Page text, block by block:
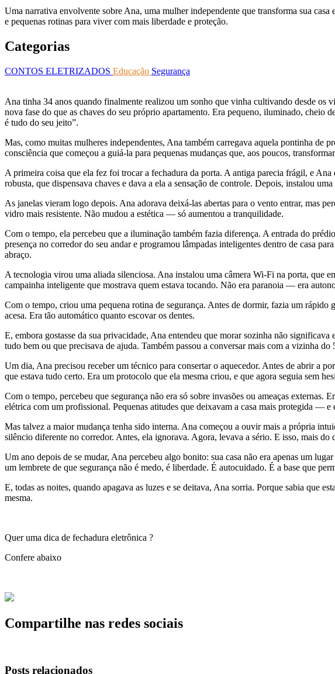
Uma narrativa envolvente sobre Ana, uma mulher independente que transforma sua
e pequenas rotinas para viver com mais liberdade e proteção.
Categorias
CONTOS ELETRIZADOS Educação Segurança
Ana tinha 34 anos quando finalmente realizou um sonho que vinha cultivando desde
nova fase do que as chaves do seu próprio apartamento. Era pequeno, iluminado, cheio
é tudo do seu jeito”.
Mas, como muitas mulheres independentes, Ana também carregava aquela pontinha de
consciência que começou a guiá-la para pequenas mudanças que, aos poucos,
A primeira coisa que ela fez foi trocar a fechadura da porta. A antiga parecia frágil, e
robusta, que dispensava chaves e dava a ela a sensação de controle. Depois, instalou
As janelas vieram logo depois. Ana adorava deixá-las abertas para o vento entrar, mas
vidro mais resistente. Não mudou a estética — só aumentou a tranquilidade.
Com o tempo, ela percebeu que a iluminação também fazia diferença. A entrada do
presença no corredor do seu andar e programou lâmpadas inteligentes dentro de casa
abraço.
A tecnologia virou uma aliada silenciosa. Ana instalou uma câmera Wi-Fi na porta, que
campainha inteligente que mostrava quem estava tocando. Não era paranoia — era
Com o tempo, criou uma pequena rotina de segurança. Antes de dormir, fazia um rápido
acesa. Era tão automático quanto escovar os dentes.
E, embora gostasse da sua privacidade, Ana entendeu que morar sozinha não
tudo bem ou que precisava de ajuda. Também passou a conversar mais com a vizinha
Um dia, Ana precisou receber um técnico para consertar o aquecedor. Antes de abrir a
que estava tudo certo. Era um protocolo que ela mesma criou, e que agora seguia sem
Com o tempo, percebeu que segurança não era só sobre invasões ou ameaças
elétrica com um profissional. Pequenas atitudes que deixavam a casa mais protegida — e
Mas talvez a maior mudança tenha sido interna. Ana começou a ouvir mais a própria
silêncio diferente no corredor. Antes, ela ignorava. Agora, levava a sério. E isso, mais
Um ano depois de se mudar, Ana percebeu algo bonito: sua casa não era apenas um
um lembrete de que segurança não é medo, é liberdade. É autocuidado. É a base que
E, todas as noites, quando apagava as luzes e se deitava, Ana sorria. Porque sabia que
mesma.
Quer uma dica de fechadura eletrônica ?
Confere abaixo
Compartilhe nas redes sociais
Posts relacionados